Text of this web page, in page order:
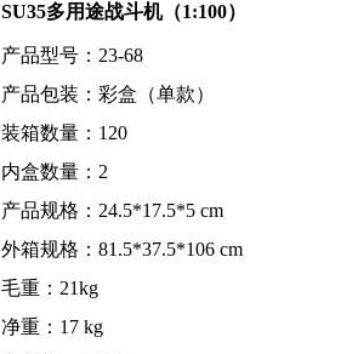
SU35多用途战斗机（1:100）
产品型号：23-68
产品包装：彩盒（单款）
装箱数量：120
内盒数量：2
产品规格：24.5*17.5*5 cm
外箱规格：81.5*37.5*106 cm
毛重：21kg
净重：17 kg